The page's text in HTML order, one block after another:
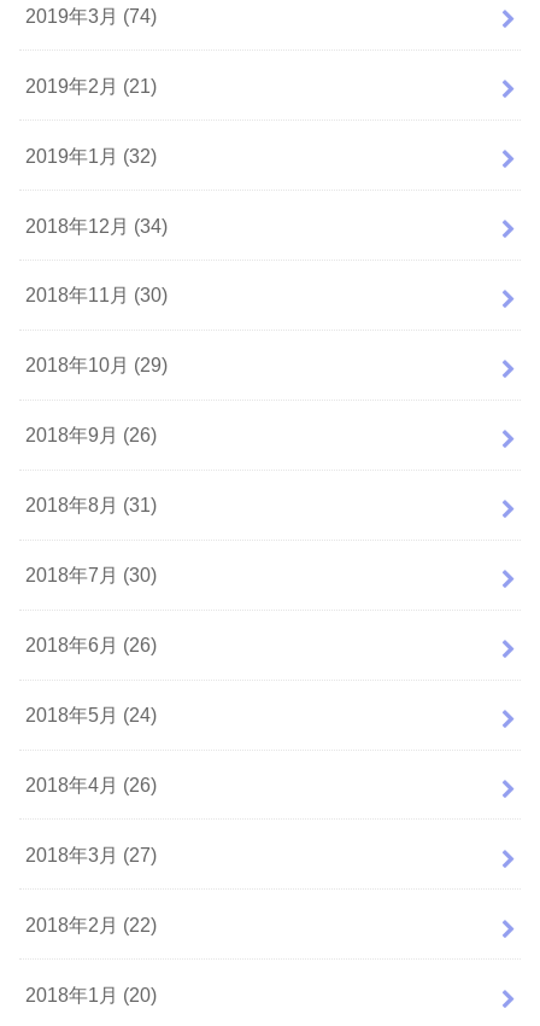
2019年3月 (74)
2019年2月 (21)
2019年1月 (32)
2018年12月 (34)
2018年11月 (30)
2018年10月 (29)
2018年9月 (26)
2018年8月 (31)
2018年7月 (30)
2018年6月 (26)
2018年5月 (24)
2018年4月 (26)
2018年3月 (27)
2018年2月 (22)
2018年1月 (20)